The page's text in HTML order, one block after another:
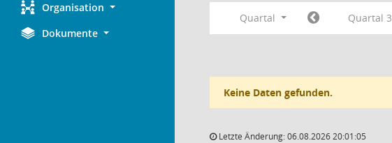
Organisation
Dokumente
Quartal Quartal 3
Keine Daten gefunden.
Letzte Änderung: 06.08.2026 20:01:05